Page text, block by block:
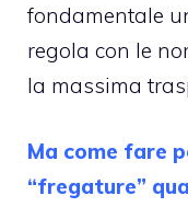
fondamentale
regola con le
la massima
Ma come fare
“fregature”